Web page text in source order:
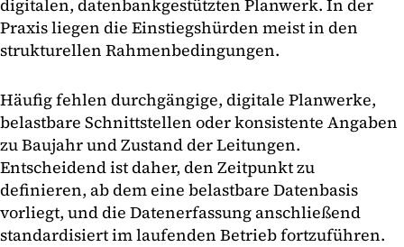
digitalen, datenbankgestützten Planwerk. In der
Praxis liegen die Einstiegshürden meist in den
strukturellen Rahmenbedingungen.
Häufig fehlen durchgängige, digitale Planwerke,
belastbare Schnittstellen oder konsistente Angaben
zu Baujahr und Zustand der Leitungen.
Entscheidend ist daher, den Zeitpunkt zu
definieren, ab dem eine belastbare Datenbasis
vorliegt, und die Datenerfassung anschließend
standardisiert im laufenden Betrieb fortzuführen.